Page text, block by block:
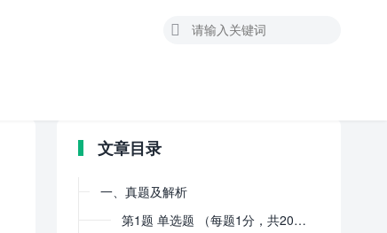

文章目录
一、真题及解析
第1题 单选题 （每题1分，共20题，共20分）